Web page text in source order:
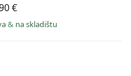
€
& na skladištu